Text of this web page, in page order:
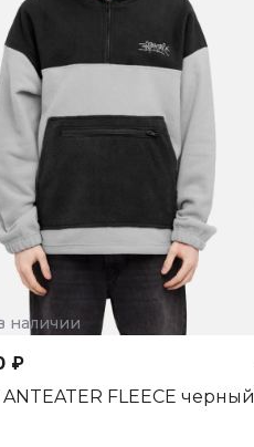
наличии
₽
FLEECE черный